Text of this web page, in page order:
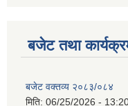
बजेट तथा
बजेट वक्तव्य २०८३/०८४
मिति: 06/25/2026 -